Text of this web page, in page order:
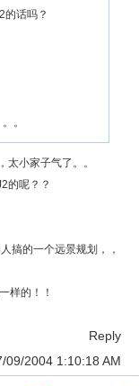
的话吗？
。
小家子气了。。
的呢？？
搞的一个远景规划，，
样的！！
Reply
09/2004 1:10:18 AM